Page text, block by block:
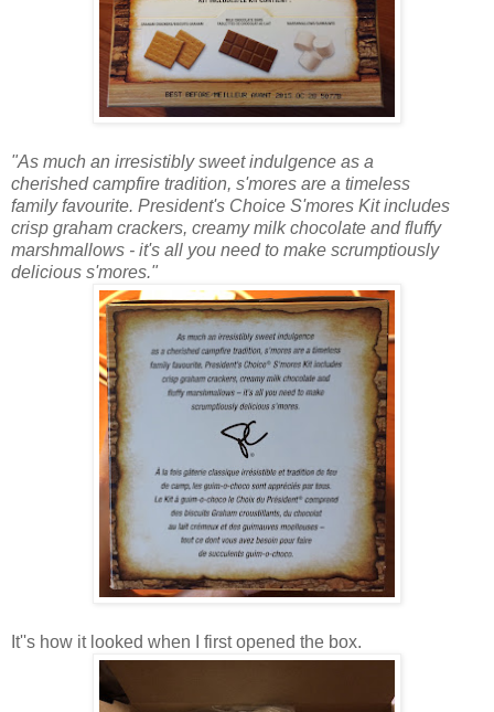
"As much an irresistibly sweet indulgence as a
cherished campfire tradition, s'mores are a timeless
family favourite. President's Choice S'mores Kit includes
crisp graham crackers, creamy milk chocolate and fluffy
marshmallows - it's all you need to make scrumptiously
delicious s'mores."
It''s how it looked when I first opened the box.